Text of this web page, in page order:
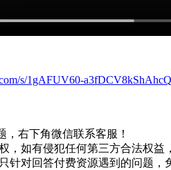
s/1gAFUV60-a3fDCV8kShAhcQ
，右下角微信联系客服！
，如有侵犯任何第三方合法权益
针对回答付费资源遇到的问题，